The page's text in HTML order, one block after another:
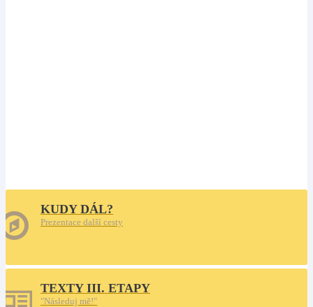
KUDY DÁL?
Prezentace další cesty
TEXTY III. ETAPY
"Následuj mě!"